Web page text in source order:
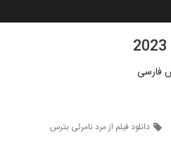
دانلود فیلم از مرد نامرئی بترس